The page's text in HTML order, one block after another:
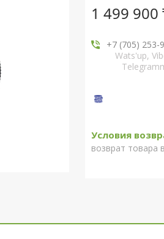
1 499 900
+7 (705) 253-
Wats'up,
возврат товара